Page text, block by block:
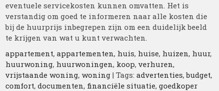
eventuele servicekosten kunnen omvatten. Het is
verstandig om goed te informeren naar alle kosten die
bij de huurprijs inbegrepen zijn om een duidelijk beeld
te krijgen van wat u kunt verwachten.
appartement,appartementen, huis, huise, huizen, huur,
huurwoning, huurwoningen, koop,verhuren,
vrijstaande woning,woning | Tags:advertenties,budget,
comfort,documenten, financiële situatie,goedkoper